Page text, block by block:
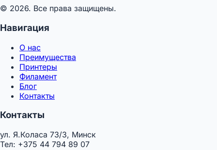
© 2026. Все права защищены.
Навигация
О нас
Преимущества
Принтеры
Филамент
Блог
Контакты
Контакты
ул. Я.Коласа 73/3, Минск
Тел: +375 44 794 89 07